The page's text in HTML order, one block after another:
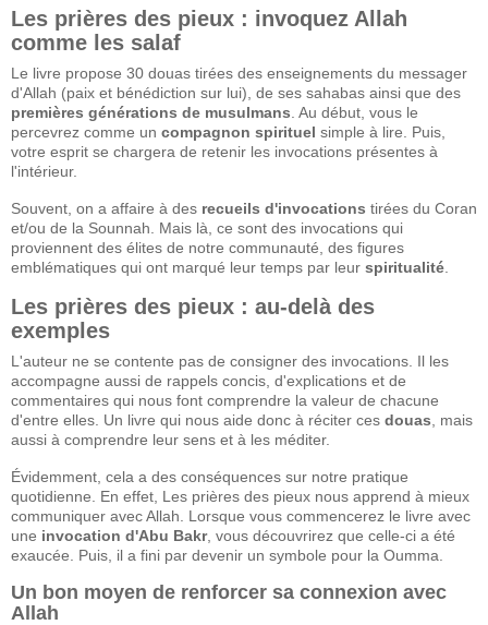
Les prières des pieux : invoquez Allah
comme les salaf
Le livre propose 30 douas tirées des enseignements du messager
d'Allah (paix et bénédiction sur lui), de ses sahabas ainsi que des
premières générations de musulmans . Au début, vous le
percevrez comme un compagnon spirituel simple à lire. Puis,
votre esprit se chargera de retenir les invocations présentes à
l'intérieur.
Souvent, on a affaire à des recueils d'invocations tirées du Coran
et/ou de la Sounnah. Mais là, ce sont des invocations qui
proviennent des élites de notre communauté, des figures
emblématiques qui ont marqué leur temps par leur spiritualité
Les prières des pieux : au-delà des
exemples
L'auteur ne se contente pas de consigner des invocations. Il les
accompagne aussi de rappels concis, d'explications et de
commentaires qui nous font comprendre la valeur de chacune
d'entre elles. Un livre qui nous aide donc à réciter ces douas , mais
aussi à comprendre leur sens et à les méditer.
Évidemment, cela a des conséquences sur notre pratique
quotidienne. En effet, Les prières des pieux nous apprend à mieux
communiquer avec Allah. Lorsque vous commencerez le livre avec
une invocation d'Abu Bakr, vous découvrirez que celle-ci a été
exaucée. Puis, il a fini par devenir un symbole pour la Oumma.
Un bon moyen de renforcer sa connexion avec
Allah